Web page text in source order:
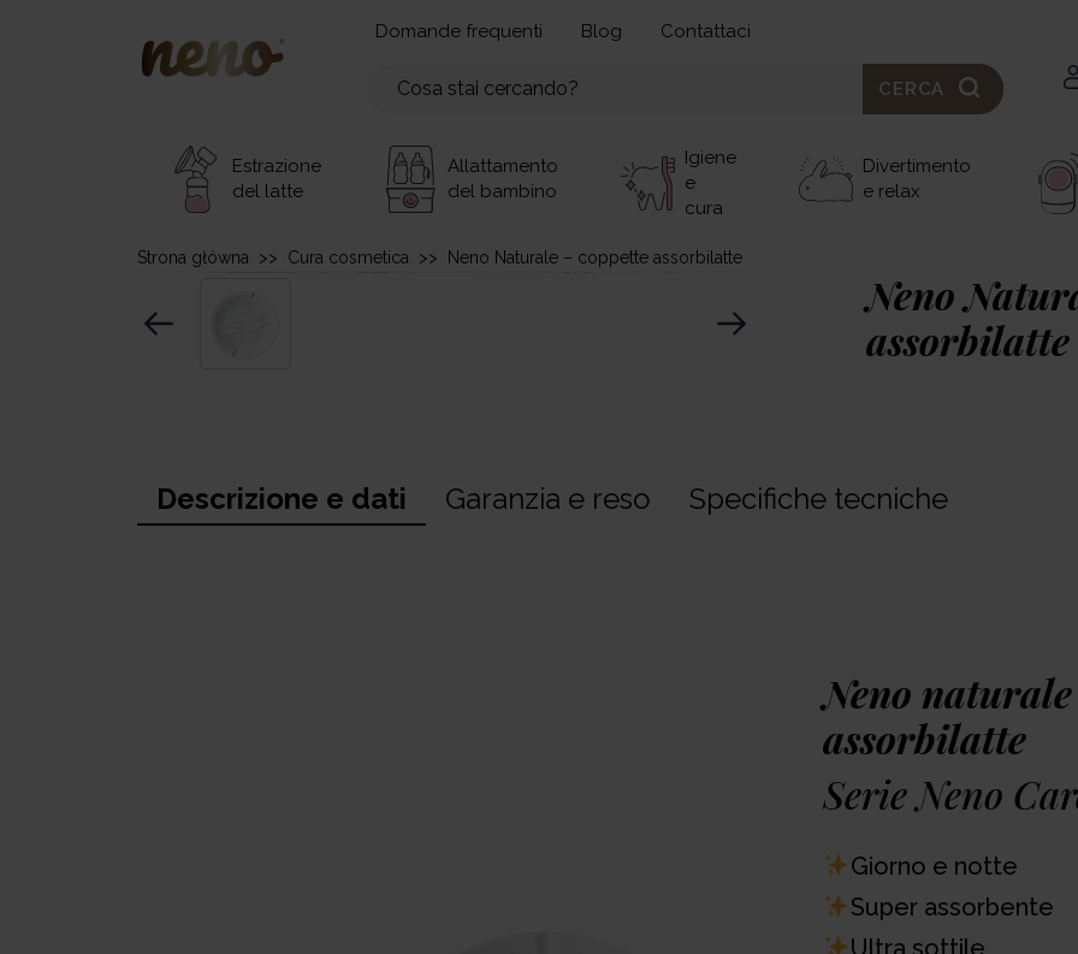
Domande frequenti Blog Contattaci
CERCA
Estrazione
del latte
Allattamento
del bambino
Igiene
e
cura
Divertimento
e relax
Strona główna >> Cura cosmetica >> Neno Naturale – coppette assorbilatte
Neno
assorbilatte
Neno Naturale
natura. Ultrasottili e
le rendono il supporto
notte.
Descrizione e dati Garanzia e reso Specifiche tecniche
Neno
assorbilatte
Serie Neno
Giorno e notte
Super assorbente
Ultra sottile